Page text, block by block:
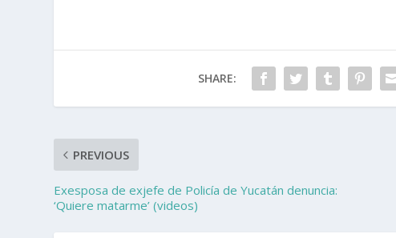
SHARE:
PREVIOUS
Exesposa de exjefe de Policía de Yucatán denuncia:
‘Quiere matarme’ (videos)